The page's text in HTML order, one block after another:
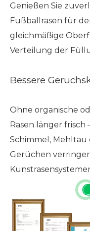
Genießen Sie
Fußballrasen für
gleichmäßige
Verteilung der
Bessere
Ohne organische
Rasen länger frisch
Schimmel,
Gerüchen